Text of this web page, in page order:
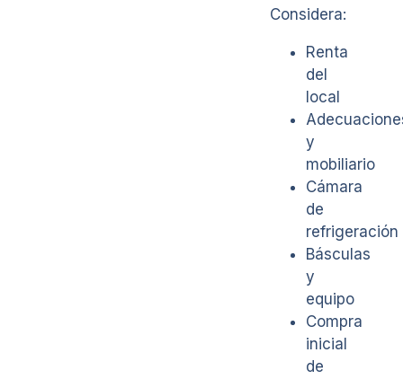
Considera:
Renta
del
local
y
mobiliario
Cámara
de
refrigeración
Básculas
y
equipo
Compra
inicial
de